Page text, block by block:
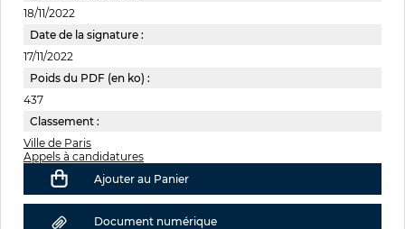
18/11/2022
Date de la signature :
17/11/2022
Poids du PDF (en ko) :
437
Classement :
Ville de Paris
Appels à candidatures
Ajouter au Panier
Document numérique